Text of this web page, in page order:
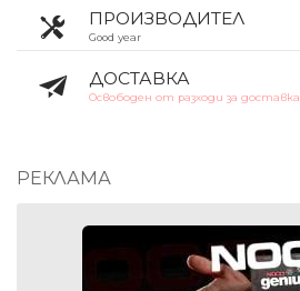
ПРОИЗВОДИТЕЛ
Good year
ДОСТАВКА
Освободен от разходи за доставка
РЕКЛАМА